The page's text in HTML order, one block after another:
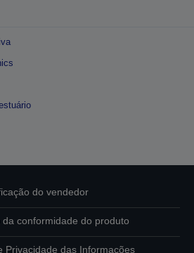
do vendedor
da conformidade do produto
Privacidade das Informações